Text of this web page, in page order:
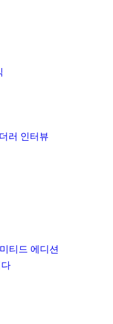
러 인터뷰
티드 에디션